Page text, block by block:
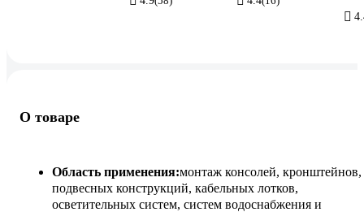
О товаре
Область применения:монтаж консолей, кронштейнов,
подвесных конструкций, кабельных лотков,
осветительных систем, систем водоснабжения и